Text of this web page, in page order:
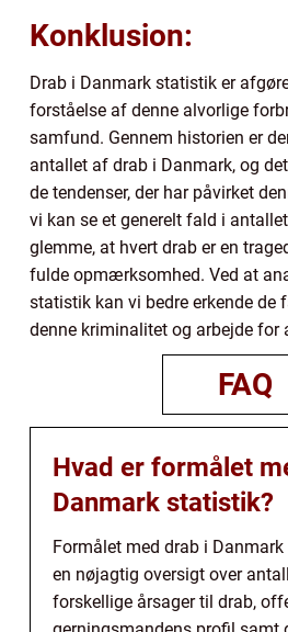
Konklusion:
Drab i Danmark statistik er
forståelse af denne alvorlige
samfund. Gennem historien er
antallet af drab i Danmark, og
de tendenser, der har påvirket
vi kan se et generelt fald i
glemme, at hvert drab er en
fulde opmærksomhed. Ved at
statistik kan vi bedre erkende de
denne kriminalitet og arbejde for
FAQ
Hvad er formålet
Danmark statistik?
Formålet med drab i
en nøjagtig oversigt over
forskellige årsager til drab,